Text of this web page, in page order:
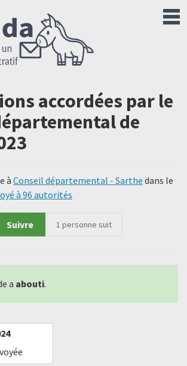
accordées par le
de
à Conseil départemental - Sarthe dans le
à 96 autorités
Suivre 1 personne suit
a abouti.